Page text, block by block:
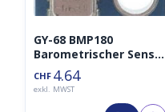
GY-68 BMP180
Barometrischer Sensor
Luftdruck
CHF 4.64
exkl. MWST